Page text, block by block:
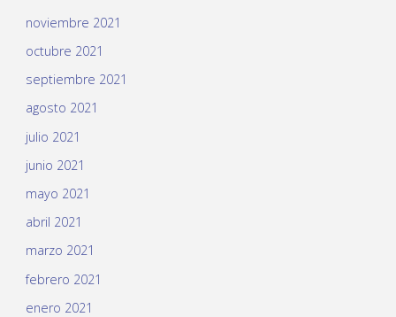
noviembre 2021
octubre 2021
septiembre 2021
agosto 2021
julio 2021
junio 2021
mayo 2021
abril 2021
marzo 2021
febrero 2021
enero 2021